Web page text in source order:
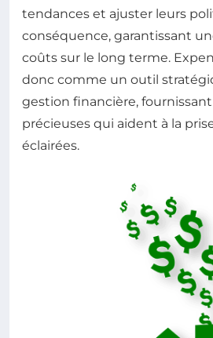
tendances et ajuster leurs
conséquence, garantissant
coûts sur le long terme.
donc comme un outil
gestion financière,
précieuses qui aident à la
éclairées.